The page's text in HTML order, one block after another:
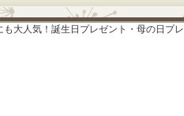
も大人気！誕生日プレゼント・母の日プ